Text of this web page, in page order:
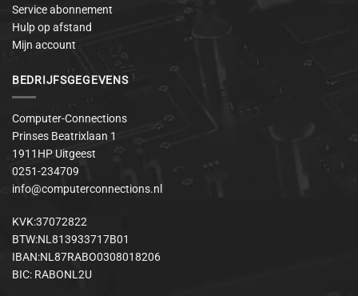
Service abonnement
Hulp op afstand
Mijn account
BEDRIJFSGEGEVENS
Computer-Connections
Prinses Beatrixlaan 1
1911HP Uitgeest
0251-234709
info@computerconnections.nl
KVK:37072822
BTW:NL813933717B01
IBAN:NL87RABO0308018206
BIC: RABONL2U